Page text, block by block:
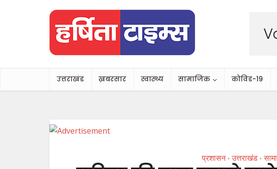
उत्तराखंड ख़बरसार स्वास्थ्य सामाजिक कोविड-19
प्रशासन • उत्तराखंड •